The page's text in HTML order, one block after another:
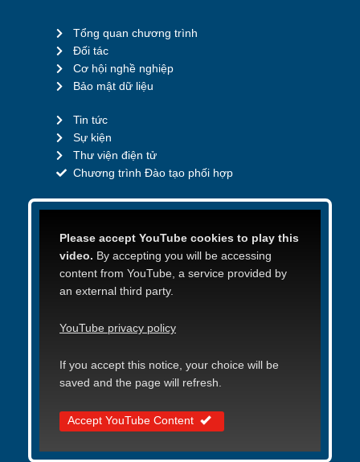
Tổng quan chương trình
Đối tác
Cơ hội nghề nghiệp
Bảo mật dữ liệu
Tin tức
Sự kiện
Thư viện điện tử
Chương trình Đào tạo phối hợp
Please accept YouTube cookies to play this
video. By accepting you will be accessing
content from YouTube, a service provided by
an external third party.
YouTube privacy policy
If you accept this notice, your choice will be
saved and the page will refresh.
Accept YouTube Content